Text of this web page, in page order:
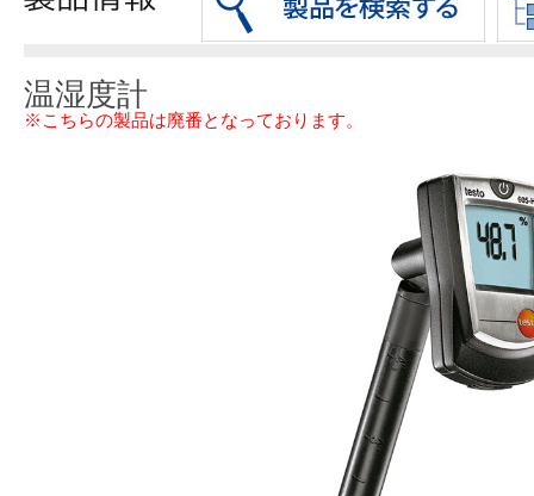
温湿度計
※こちらの製品は廃番となっております。